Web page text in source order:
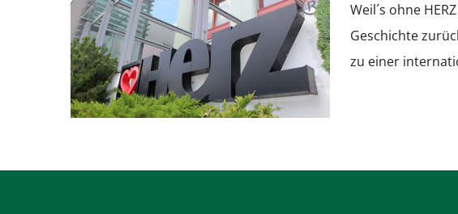
Weil´s ohne
Geschichte
zu einer